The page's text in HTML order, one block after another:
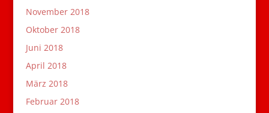
November 2018
Oktober 2018
Juni 2018
April 2018
März 2018
Februar 2018